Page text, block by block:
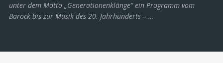
unter dem Motto „Generationenklänge“ ein Programm vom
Barock bis zur Musik des 20. Jahrhunderts ­– …